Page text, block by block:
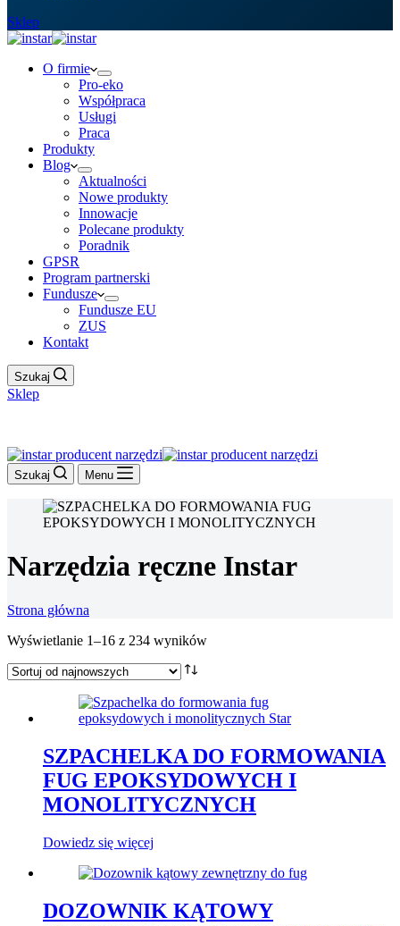
Sklep
O firmie
Pro-eko
Współpraca
Usługi
Praca
Produkty
Blog
Aktualności
Nowe produkty
Innowacje
Polecane produkty
Poradnik
GPSR
Program partnerski
Fundusze
Fundusze EU
ZUS
Kontakt
Szukaj
Sklep
Szukaj Menu
Narzędzia ręczne Instar
Strona główna
Wyświetlanie 1–16 z 234 wynikówPosortowane
SZPACHELKA DO FORMOWANIA
FUG EPOKSYDOWYCH I
MONOLITYCZNYCH
Dowiedz się więcej
DOZOWNIK KĄTOWY